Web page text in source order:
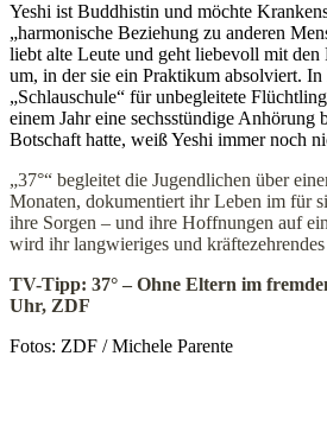
Yeshi ist Buddhistin und möchte
„harmonische Beziehung zu anderen
liebt alte Leute und geht liebevoll mit
um, in der sie ein Praktikum absolviert.
„Schlauschule“ für unbegleitete
einem Jahr eine sechsstündige Anhörung
Botschaft hatte, weiß Yeshi immer noch
„37°“ begleitet die Jugendlichen über
Monaten, dokumentiert ihr Leben im für
ihre Sorgen – und ihre Hoffnungen auf
wird ihr langwieriges und
TV-Tipp: 37° – Ohne Eltern im
Uhr, ZDF
Fotos: ZDF / Michele Parente